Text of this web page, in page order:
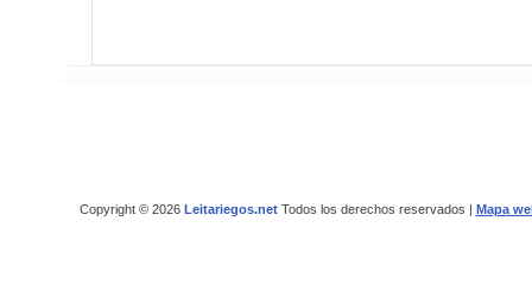
Copyright © 2026 Leitariegos.netTodos los derechos reservados | Mapa